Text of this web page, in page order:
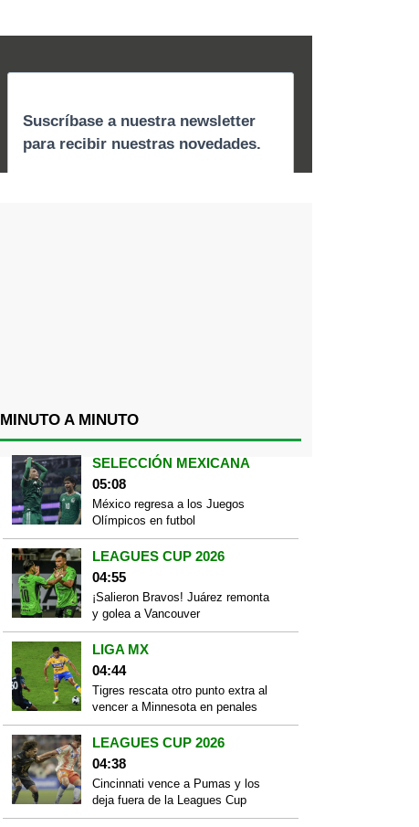
MINUTO A MINUTO
SELECCIÓN MEXICANA
05:08
México regresa a los Juegos
Olímpicos en futbol
LEAGUES CUP 2026
04:55
¡Salieron Bravos! Juárez remonta
y golea a Vancouver
LIGA MX
04:44
Tigres rescata otro punto extra al
vencer a Minnesota en penales
LEAGUES CUP 2026
04:38
Cincinnati vence a Pumas y los
deja fuera de la Leagues Cup